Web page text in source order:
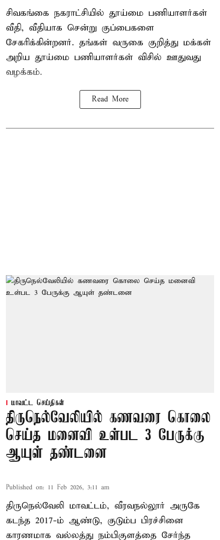
சிவகங்கை நகராட்சியில் தூய்மை பணியாளர்கள்
வீதி, வீதியாக சென்று குப்பைகளை
சேகரிக்கின்றனர். தங்கள் வருகை குறித்து மக்கள்
அறிய தூய்மை பணியாளர்கள் விசில் ஊதுவது
வழக்கம்.
Read More
மாவட்ட செய்திகள்
திருநெல்வேலியில் கணவரை கொலை
செய்த மனைவி உள்பட 3 பேருக்கு
ஆயுள் தண்டனை
Published on: 11 Feb 2026, 3:11 am
திருநெல்வேலி மாவட்டம், வீரவநல்லூர் அருகே
கடந்த 2017-ம் ஆண்டு, குடும்ப பிரச்சினை
காரணமாக வல்லத்து நம்பிகுளத்தை சேர்ந்த